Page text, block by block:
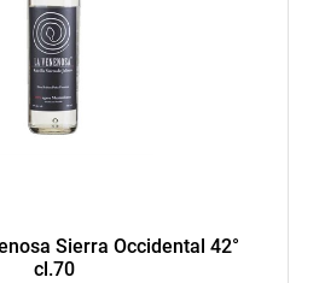
Sierra Occidental 42°
cl.70